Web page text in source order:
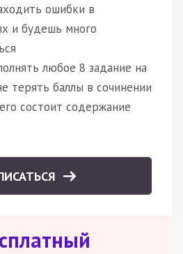
ошибки в
и будешь много
любое 8 задание на
терять баллы в сочинении
состоит содержание